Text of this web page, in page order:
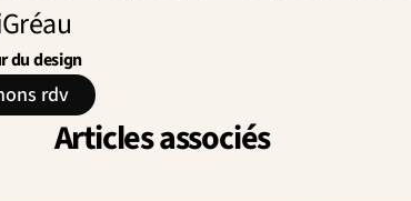
Gréau
du design
rdv
Articles associés